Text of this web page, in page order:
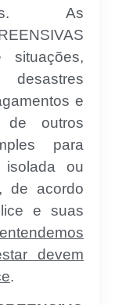
As
situações,
desastres
e
de outros
para
isolada ou
de acordo
e suas
devem
.